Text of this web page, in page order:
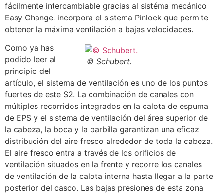
fácilmente intercambiable gracias al sistéma mecánico
Easy Change, incorpora el sistema Pinlock que permite
obtener la máxima ventilación a bajas velocidades.
© Schubert.
Como ya has
podido leer al
principio del
artículo, el sistema de ventilación es uno de los puntos
fuertes de este S2. La combinación de canales con
múltiples recorridos integrados en la calota de espuma
de EPS y el sistema de ventilación del área superior de
la cabeza, la boca y la barbilla garantizan una eficaz
distribución del aire fresco alrededor de toda la cabeza.
El aire fresco entra a través de los orificios de
ventilación situados en la frente y recorre los canales
de ventilación de la calota interna hasta llegar a la parte
posterior del casco. Las bajas presiones de esta zona